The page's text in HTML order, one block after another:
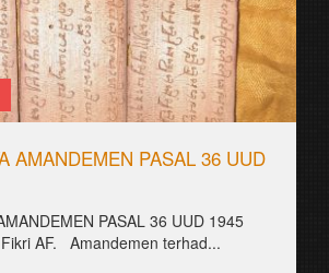
AMANDEMEN PASAL 36 UUD
PASAL 36 UUD 1945
AF. Amandemen terhad...